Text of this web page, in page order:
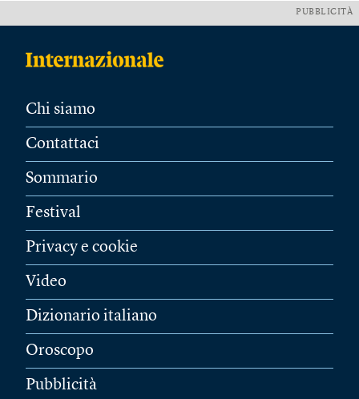
PUBBLICITÀ
Chi siamo
Contattaci
Sommario
Festival
Privacy e cookie
Video
Dizionario italiano
Oroscopo
Pubblicità